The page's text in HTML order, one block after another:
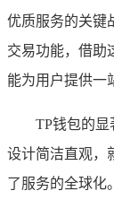
优质服务的关键
交易功能，借助
能为用户提供一
TP钱包的
设计简洁直观，
了服务的全球化。